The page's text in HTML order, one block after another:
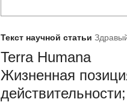
Текст научной статьи
Terra Humana
Жизненная